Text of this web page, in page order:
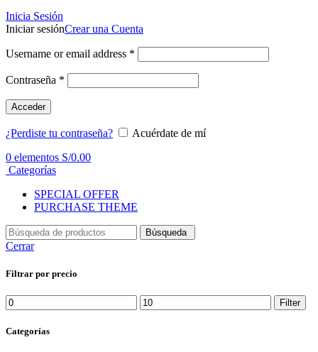
Inicia Sesión
Iniciar sesiónCrear una Cuenta
Username or email address *
Contraseña *
Acceder
¿Perdiste tu contraseña?
Acuérdate de mí
0 elementos S/0.00
Categorías
SPECIAL OFFER
PURCHASE THEME
Búsqueda
Cerrar
Filtrar por precio
Min
price
Max
price
Filter
Categorías